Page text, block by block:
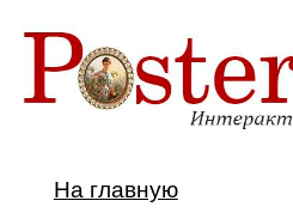
На главную